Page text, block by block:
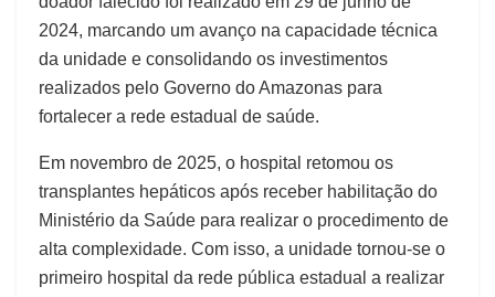
2024, marcando um avanço na capacidade técnica
da unidade e consolidando os investimentos
realizados pelo Governo do Amazonas para
fortalecer a rede estadual de saúde.
Em novembro de 2025, o hospital retomou os
transplantes hepáticos após receber habilitação do
Ministério da Saúde para realizar o procedimento de
alta complexidade. Com isso, a unidade tornou-se o
primeiro hospital da rede pública estadual a realizar